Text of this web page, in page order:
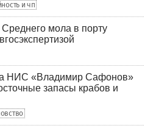
и чп
Среднего мола в порту
НИС «Владимир Сафонов»
запасы крабов и